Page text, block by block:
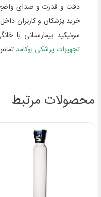
دقت و قدرت و صدای واضح و
خرید پزشکان و کاربران
سونیکید بیمارستانی یا
تجهیزات پزشکی یوکامد
محصولات مرتبط